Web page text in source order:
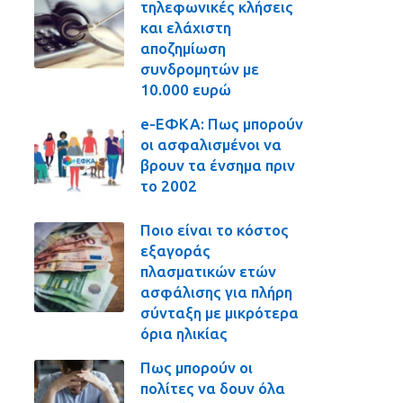
τηλεφωνικές κλήσεις
και ελάχιστη
αποζημίωση
συνδρομητών με
10.000 ευρώ
e-ΕΦΚΑ: Πως μπορούν
οι ασφαλισμένοι να
βρουν τα ένσημα πριν
το 2002
Ποιο είναι το κόστος
εξαγοράς
πλασματικών ετών
ασφάλισης για πλήρη
σύνταξη με μικρότερα
όρια ηλικίας
Πως μπορούν οι
πολίτες να δουν όλα